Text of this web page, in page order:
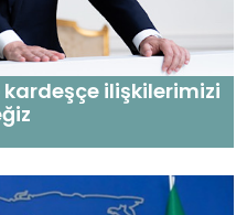
ilişkilerimizi